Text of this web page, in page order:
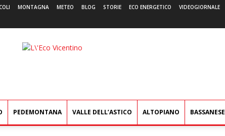
MONTAGNA METEO BLOG STORIE ECO ENERGETICO VIDEOGIORNALE
L'Eco
PEDEMONTANA VALLE DELL’ASTICO ALTOPIANO BASSANESE